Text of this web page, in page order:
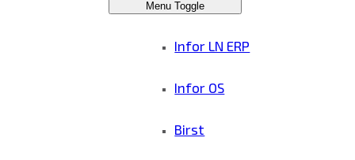
Menu Toggle
Infor LN ERP
Infor OS
Birst